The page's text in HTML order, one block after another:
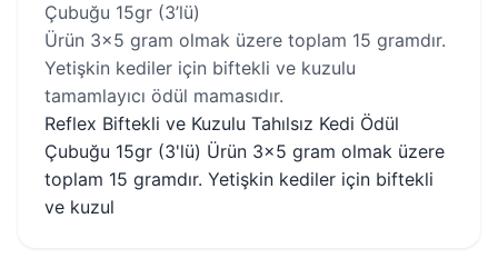
Çubuğu 15gr (3’lü)
Ürün 3×5 gram olmak üzere toplam 15 gramdır.
Yetişkin kediler için biftekli ve kuzulu
tamamlayıcı ödül mamasıdır.
Reflex Biftekli ve Kuzulu Tahılsız Kedi Ödül
Çubuğu 15gr (3'lü) Ürün 3x5 gram olmak üzere
toplam 15 gramdır. Yetişkin kediler için biftekli
ve kuzul